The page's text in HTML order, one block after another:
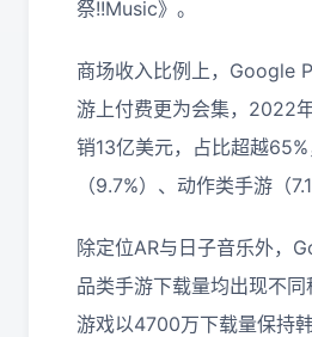
祭!!Music》。
商场收入比例上，Google
游上付费更为会集，2022
销13亿美元，占比超越
（9.7%）、动作类手游（
除定位AR与日子音乐外，
品类手游下载量均出现不
游戏以4700万下载量保持